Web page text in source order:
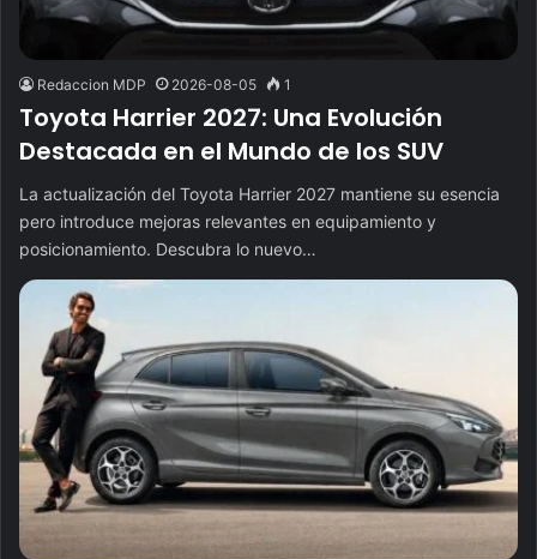
Redaccion MDP 2026-08-05 1
Toyota Harrier 2027: Una Evolución
Destacada en el Mundo de los SUV
La actualización del Toyota Harrier 2027 mantiene su esencia
pero introduce mejoras relevantes en equipamiento y
posicionamiento. Descubra lo nuevo…